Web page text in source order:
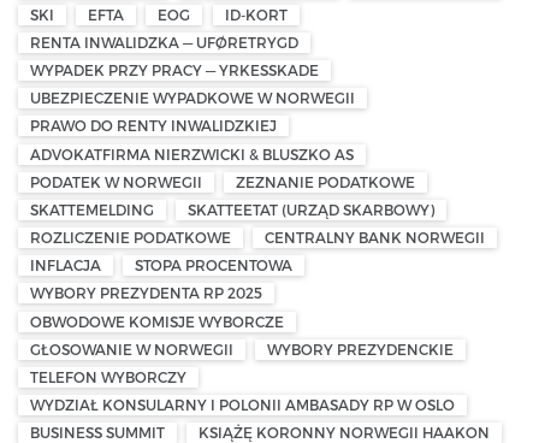
SKI
EFTA EOG
ID-KORT
RENTA INWALIDZKA — UFØRETRYGD
WYPADEK PRZY PRACY — YRKESSKADE
UBEZPIECZENIE WYPADKOWE W NORWEGII
PRAWO DO RENTY INWALIDZKIEJ
ADVOKATFIRMA NIERZWICKI & BLUSZKO AS
PODATEK W NORWEGII
ZEZNANIE PODATKOWE
SKATTEMELDING
SKATTEETAT (URZĄD SKARBOWY)
ROZLICZENIE PODATKOWE
CENTRALNY BANK NORWEGII
INFLACJA
STOPA PROCENTOWA
WYBORY PREZYDENTA RP 2025
OBWODOWE KOMISJE WYBORCZE
GŁOSOWANIE W NORWEGII
WYBORY PREZYDENCKIE
TELEFON WYBORCZY
WYDZIAŁ KONSULARNY I POLONII AMBASADY RP W OSLO
BUSINESS SUMMIT
KSIĄŻĘ KORONNY NORWEGII HAAKON